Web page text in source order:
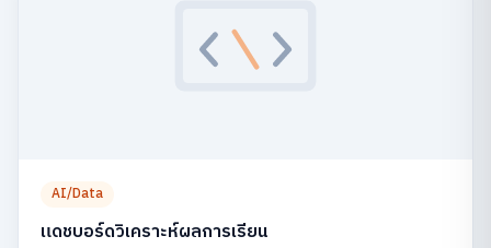
AI/Data
แดชบอร์ดวิเคราะห์ผลการเรียน